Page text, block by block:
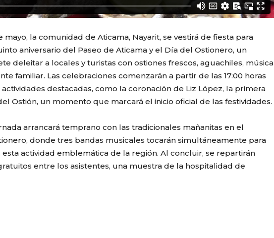
mayo, la comunidad de Aticama, Nayarit, se vestirá de fiesta para
aniversario del Paseo de Aticama y el Día del Ostionero, un
deleitar a locales y turistas con ostiones frescos, aguachiles, música
familiar. Las celebraciones comenzarán a partir de las 17:00 horas
destacadas, como la coronación de Liz López, la primera
Ostión, un momento que marcará el inicio oficial de las festividades.
arrancará temprano con las tradicionales mañanitas en el
donde tres bandas musicales tocarán simultáneamente para
actividad emblemática de la región. Al concluir, se repartirán
entre los asistentes, una muestra de la hospitalidad de